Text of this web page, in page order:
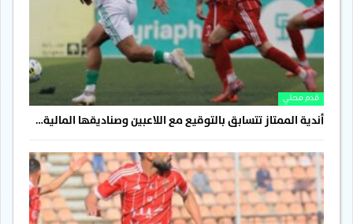
قدم محلي
أندية الممتاز تتسابق بالتوقيع مع اللاعبين وصناديقها المالية…